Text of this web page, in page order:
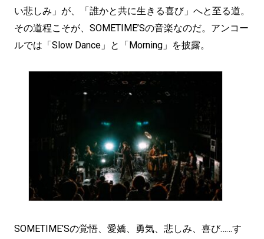
い悲しみ」が、「誰かと共に生きる喜び」へと至る道。
その道程こそが、SOMETIME’Sの音楽なのだ。アンコー
ルでは「Slow Dance」と「Morning」を披露。
SOMETIME’Sの覚悟、愛嬌、勇気、悲しみ、喜び……す